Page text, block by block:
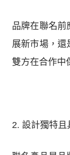
品牌在聯名前
展新市場，還
雙方在合作中
2. 設計獨特且